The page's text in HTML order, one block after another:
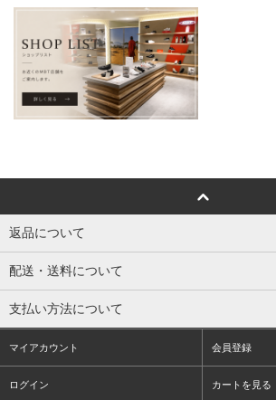
返品について
配送・送料について
支払い方法について
マイアカウント 会員登録
ログイン カートを見る